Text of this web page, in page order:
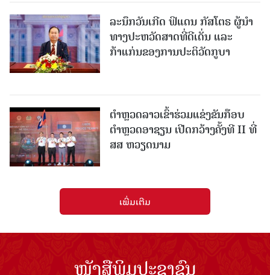
ລະນຶກວັນເກີດ ຟິແດນ ກັສໂຕຣ ຜູ້ນຳ
ທາງປະຫວັດສາດທີ່ດີເດັ່ນ ແລະ
ກ້າແກ່ນຂອງການປະຕິວັດກູບາ
ຕຳຫຼວດລາວເຂົ້າຮ່ວມແຂ່ງຂັນກ໊ອບ
ຕຳຫຼວດອາຊຽນ ເປີດກວ້າງຄັ້ງທີ II ທີ່
ສສ ຫວຽດນາມ
ເພີ່ມເຕີມ
ໜັງສືພິມປະຊາຊົນ